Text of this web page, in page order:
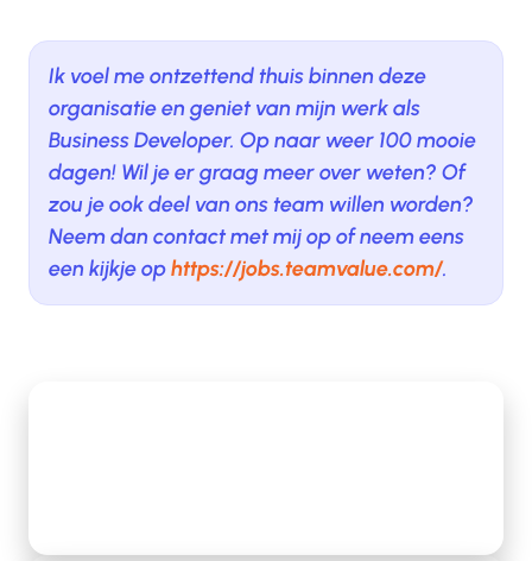
Ik voel me ontzettend thuis binnen deze
organisatie en geniet van mijn werk als
Business Developer. Op naar weer 100 mooie
dagen! Wil je er graag meer over weten? Of
zou je ook deel van ons team willen worden?
Neem dan contact met mij op of neem eens
een kijkje ophttps://jobs.teamvalue.com/.